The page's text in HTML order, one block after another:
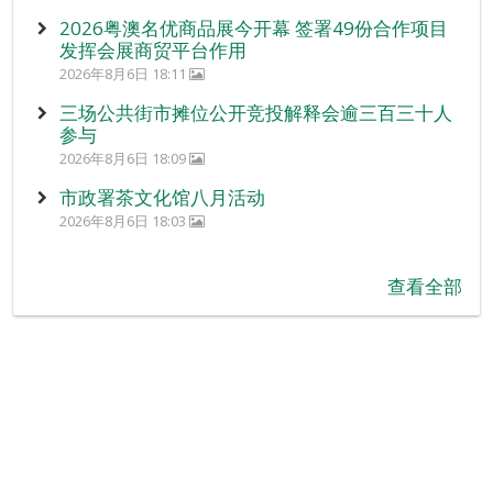
2026粤澳名优商品展今开幕 签署49份合作项目
发挥会展商贸平台作用
2026年8月6日 18:11
三场公共街市摊位公开竞投解释会逾三百三十人
参与
2026年8月6日 18:09
市政署茶文化馆八月活动
2026年8月6日 18:03
查看全部